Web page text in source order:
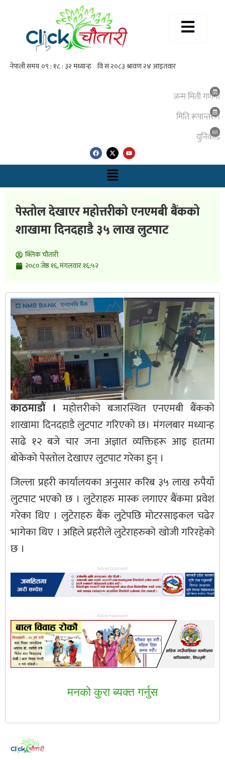
जन्म मिती गणना
मिति रूपान्तरण
युनिकाेड
पेस्तोल देखाएर महोत्तरीको एनएमबी बैंकको
शाखामा दिनदहाडै ३५ लाख लुटपाट
क्लिक चाैतारी
२०८० जेष्ठ १६, मंगलवार १६:५२
काठमाडौं । महोत्तरीको बजारस्थित एनएमबी बैंकको
शाखामा दिनदहाडै लुटपाट गरिएको छ। मंगलबार मध्यान्ह
साढे १२ बजे चार जना अज्ञात व्यक्तिहरू आइ हातमा
बोकेको पेस्तोल देखाएर लुटपाट गरेका हुन् ।
जिल्ला प्रहरी कार्यालयका अनुसार करिब ३५ लाख रुपैयाँ
लुटपाट भएको छ । लुटेराहरु मास्क लगाएर बैंकमा प्रवेश
गरेका थिए । लुटेराहरु बैंक लुटेपछि मोटरसाइकल चढेर
भागेका थिए । अहिले प्रहरीले लुटेराहरुको खोजी गरिरहेको
छ ।
Advertisement
Advertisement
मनकाे कुरा ब्यक्त गर्नुस